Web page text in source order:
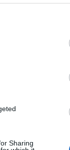
Sharing
ν-2 και ν-3
ή/και ΚΑΔ που
ορίζει η
της
το